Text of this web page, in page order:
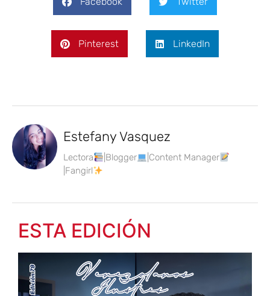
Pinterest LinkedIn
Estefany Vasquez
Lectora |Blogger
|Content Manager
|Fangirl
ESTA EDICIÓN